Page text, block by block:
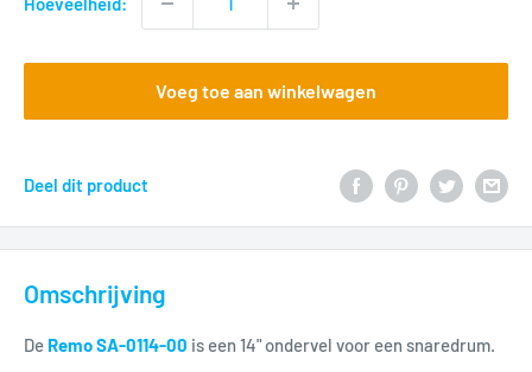
Voeg toe aan winkelwagen
Deel dit product
Omschrijving
De Remo SA-0114-00 is een 14" ondervel voor een snaredrum.